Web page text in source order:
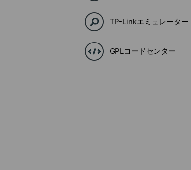
TP-Linkエミュレーター
GPLコードセンター